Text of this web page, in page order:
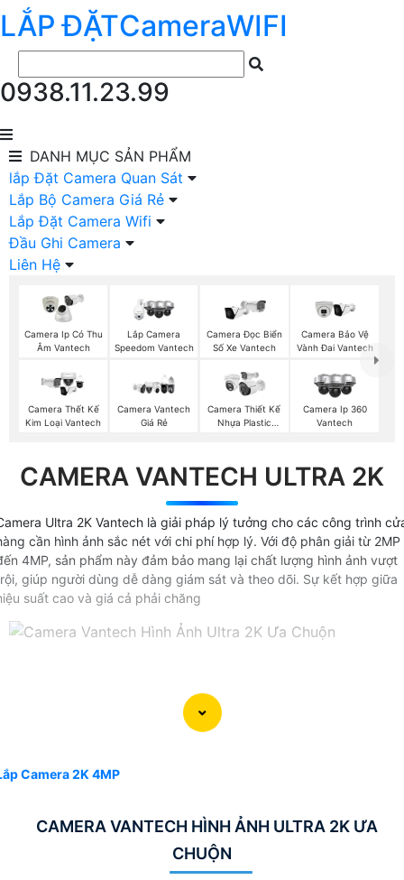
LẮP ĐẶTCameraWIFI
0938.11.23.99
DANH MỤC SẢN PHẨM
lắp Đặt Camera Quan Sát
Lắp Bộ Camera Giá Rẻ
Lắp Đặt Camera Wifi
Đầu Ghi Camera
Liên Hệ
Camera Ip Có Thu
Âm Vantech
Lắp Camera
Speedom Vantech
Camera Đọc Biển
Số Xe Vantech
Camera Bảo Vệ
Vành Đai Vantech
Camera Thết Kế
Kim Loại Vantech
Camera Vantech
Giá Rẻ
Camera Thiết Kế
Nhựa Plastic
Camera Ip 360
Vantech
CAMERA VANTECH ULTRA 2K
Ultra 2K Vantech là giải pháp lý tưởng cho các công trình
cần hình ảnh sắc nét với chi phí hợp lý. Với độ phân giải từ 2MP
4MP, sản phẩm này đảm bảo mang lại chất lượng hình ảnh vượt
giúp người dùng dễ dàng giám sát và theo dõi. Sự kết hợp giữa
suất cao và giá cả phải chăng
Camera 2K 4MP
CAMERA VANTECH HÌNH ẢNH ULTRA 2K ƯA
CHUỘN